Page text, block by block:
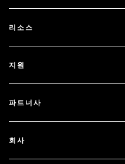
SecurID
다단계 인증
금융 서비스
리소스
블로그
문서
지원
고객 지원
파트너사
파트너 되기
회사